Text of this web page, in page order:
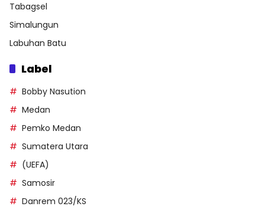
Tabagsel
Simalungun
Labuhan Batu
Label
Bobby Nasution
Medan
Pemko Medan
Sumatera Utara
(UEFA)
Samosir
Danrem 023/KS